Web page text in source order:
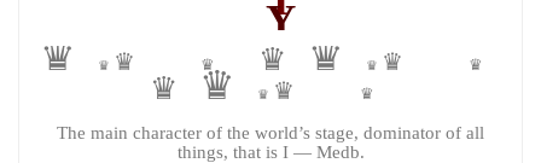
Y
♛ ♛ ♛ ♛ ♛ ♛ ♛ ♛ ♛
♛ ♛ ♛ ♛ ♛
The main character of the world’s stage, dominator of all
things, that is I — Medb.